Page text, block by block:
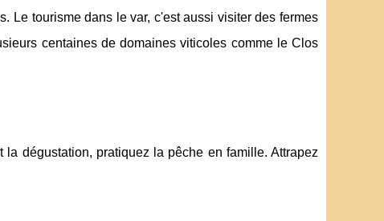
Le tourisme dans le var, c'est aussi visiter des fermes
centaines de domaines viticoles comme le Clos
la dégustation, pratiquez la pêche en famille. Attrapez